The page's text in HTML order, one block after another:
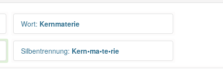
Wort: Kernmaterie
Silbentrennung: Kern•ma•te•rie